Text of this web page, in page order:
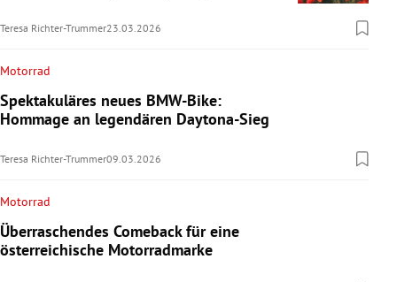
Teresa Richter-Trummer23.03.2026
Motorrad
Spektakuläres neues BMW-Bike:
Hommage an legendären Daytona-Sieg
Teresa Richter-Trummer09.03.2026
Motorrad
Überraschendes Comeback für eine
österreichische Motorradmarke